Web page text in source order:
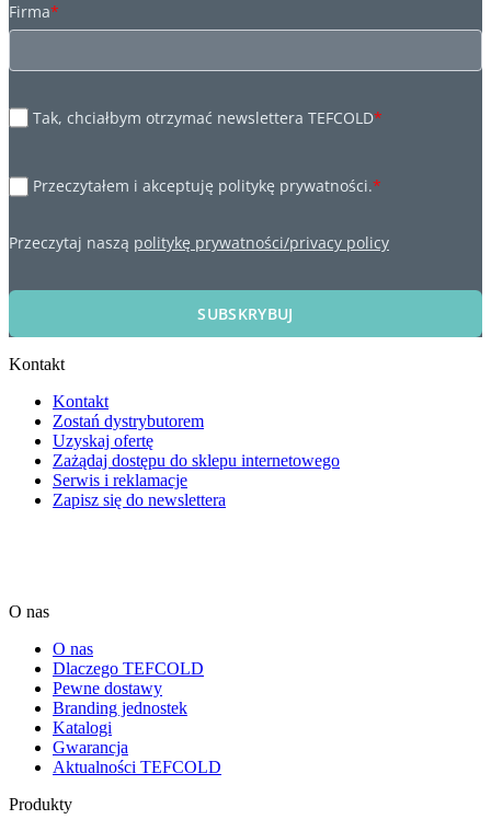
Firma*
Tak, chciałbym otrzymać newslettera TEFCOLD*
Przeczytałem i akceptuję politykę prywatności.*
Przeczytaj naszą politykę prywatności/privacy policy
SUBSKRYBUJ
Kontakt
Kontakt
Zostań dystrybutorem
Uzyskaj ofertę
Zażądaj dostępu do sklepu internetowego
Serwis i reklamacje
Zapisz się do newslettera
O nas
O nas
Dlaczego TEFCOLD
Pewne dostawy
Branding jednostek
Katalogi
Gwarancja
Aktualności TEFCOLD
Produkty